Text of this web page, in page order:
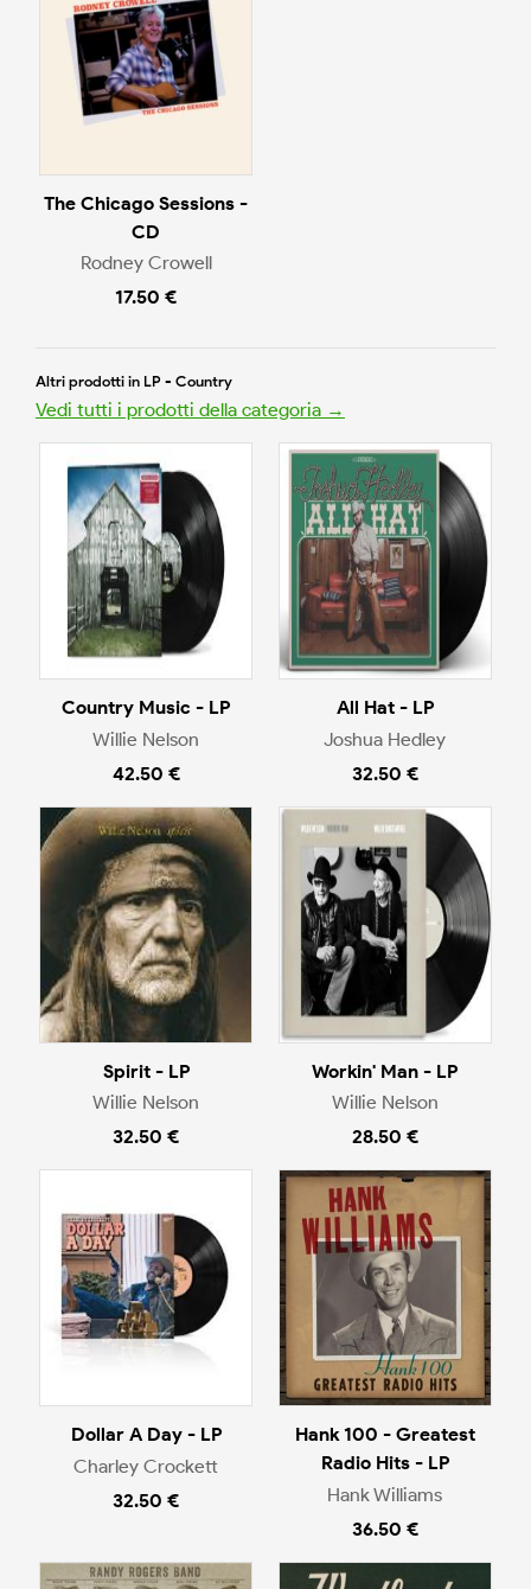
The Chicago Sessions -
CD
Rodney Crowell
17.50 €
Altri prodotti in LP - Country
Vedi tutti i prodotti della categoria →
Country Music - LP
Willie Nelson
42.50 €
All Hat - LP
Joshua Hedley
32.50 €
Spirit - LP
Willie Nelson
32.50 €
Workin' Man - LP
Willie Nelson
28.50 €
Dollar A Day - LP
Charley Crockett
32.50 €
Hank 100 - Greatest
Radio Hits - LP
Hank Williams
36.50 €